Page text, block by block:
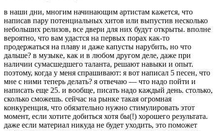
в наши дни, многим начинающим артистам кажется, что
написав пару потенциальных хитов или выпустив несколько
небольших релизов, все двери для них будут открыты. вполне
вероятно, что вам удастся на первых порах как-то
продержаться на плаву и даже капусты нарубить, но что
дальше? в музыке, как и в любом другом деле, даже при
наличии сумасшедшего таланта, решают навыки и опыт.
поэтому, когда у меня спрашивают: я вот написал 5 песен, что
мне с ними теперь делать? я отвечаю — что надо пойти и
написать еще 25. и вообще, писать надо каждый день. столько,
сколько сможешь. сейчас на рынке такая огромная
конкуренция, что обязательно нужно стимулировать этот
момент, если хотите добиться хотя бы(!) хорошего результата.
даже если материал никуда не будет уходить, это поможет